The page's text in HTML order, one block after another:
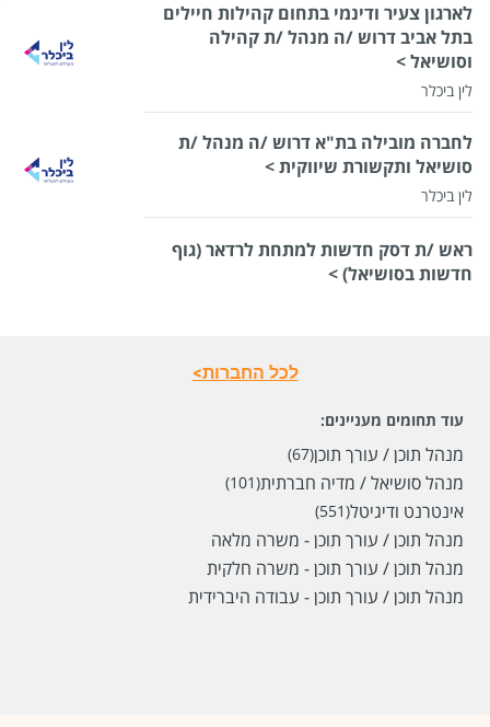
לארגון צעיר ודינמי בתחום קהילות חיילים
בתל אביב דרוש /ה מנהל /ת קהילה
וסושיאל >
לין ביכלר
לחברה מובילה בת"א דרוש /ה מנהל /ת
סושיאל ותקשורת שיווקית >
לין ביכלר
ראש /ת דסק חדשות למתחת לרדאר (גוף
חדשות בסושיאל) >
לכל החברות>
עוד תחומים מעניינים:
מנהל תוכן / עורך תוכן(67)
מנהל סושיאל / מדיה חברתית(101)
אינטרנט ודיגיטל(551)
מנהל תוכן / עורך תוכן - משרה מלאה
מנהל תוכן / עורך תוכן - משרה חלקית
מנהל תוכן / עורך תוכן - עבודה היברידית